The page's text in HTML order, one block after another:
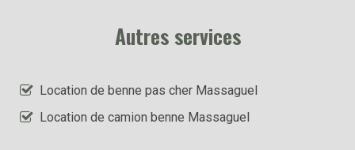
Autres services
Location de benne pas cher Massaguel
Location de camion benne Massaguel